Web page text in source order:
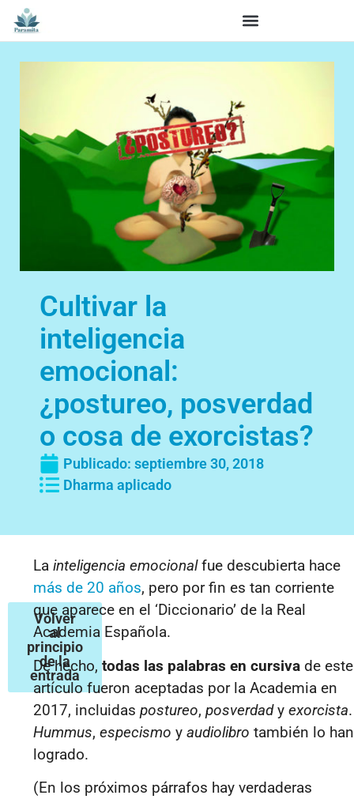
Cultivar la
inteligencia
emocional:
¿postureo, posverdad
o cosa de exorcistas?
Publicado: septiembre 30, 2018
Dharma aplicado
Volver
al
principio
de la
entrada
La inteligencia emocionalfue descubierta hace
más de 20 años, pero por fin es tan corriente
que aparece en el ‘Diccionario’ de la Real
Academia Española.
De hecho, todas las palabras en cursiva de este
artículo fueron aceptadas por la Academia en
2017, incluidas postureo, posverdady exorcista.
Hummus, especismo y audiolibro también lo han
logrado.
(En los próximos párrafos hay verdaderas